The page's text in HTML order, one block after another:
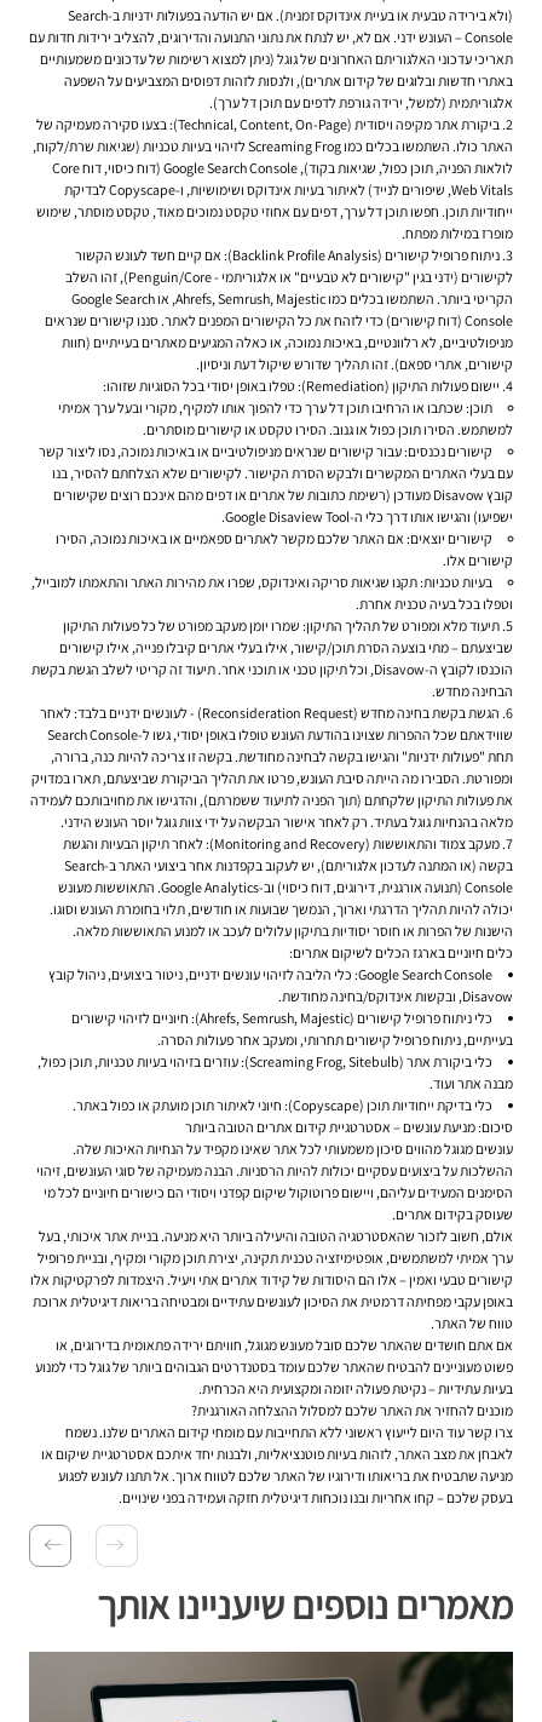
(ולא בירידה טבעית או בעיית אינדוקס זמנית). אם יש הודעה בפעולות ידניות ב-Search
Console – העונש ידני. אם לא, יש לנתח את נתוני התנועה והדירוגים, להצליב ירידות חדות עם
תאריכי עדכוני האלגוריתם האחרונים של גוגל (ניתן למצוא רשימות של עדכונים משמעותיים
באתרי חדשות ובלוגים של קידום אתרים), ולנסות לזהות דפוסים המצביעים על השפעה
אלגוריתמית (למשל, ירידה גורפת לדפים עם תוכן דל ערך).
ביקורת אתר מקיפה ויסודית (Technical, Content, On-Page):
בצעו סקירה מעמיקה של
האתר כולו. השתמשו בכלים כמו Screaming Frog לזיהוי בעיות טכניות (שגיאות שרת/לקוח,
לולאות הפניה, תוכן כפול, שגיאות בקוד), Google Search Console (דוח כיסוי, דוח Core
Web Vitals, שיפורים לנייד) לאיתור בעיות אינדוקס ושימושיות, ו-Copyscape לבדיקת
ייחודיות תוכן. חפשו תוכן דל ערך, דפים עם אחוזי טקסט נמוכים מאוד, טקסט מוסתר, שימוש
מופרז במילות מפתח.
ניתוח פרופיל קישורים (Backlink Profile Analysis):
אם קיים חשד לעונש הקשור
לקישורים (ידני בגין "קישורים לא טבעיים" או אלגוריתמי - Penguin/Core), זהו השלב
הקריטי ביותר. השתמשו בכלים כמו Ahrefs, Semrush, Majestic, או Google Search
Console (דוח קישורים) כדי לזהח את כל הקישורים המפנים לאתר. סננו קישורים שנראים
מניפולטיביים, לא רלוונטיים, באיכות נמוכה, או כאלה המגיעים מאתרים בעייתיים (חוות
קישורים, אתרי ספאם). זהו תהליך שדורש שיקול דעת וניסיון.
יישום פעולות התיקון (Remediation):
טפלו באופן יסודי בכל הסוגיות שזוהו:
תוכן: שכתבו או הרחיבו תוכן דל ערך כדי להפוך אותו למקיף, מקורי ובעל ערך אמיתי
למשתמש. הסירו תוכן כפול או גנוב. הסירו טקסט או קישורים מוסתרים.
קישורים נכנסים:עבור קישורים שנראים מניפולטיביים או באיכות נמוכה, נסו ליצור קשר
עם בעלי האתרים המקשרים ולבקש הסרת הקישור. לקישורים שלא הצלחתם להסיר, בנו
קובץ Disavow מעודכן (רשימת כתובות של אתרים או דפים מהם אינכם רוצים שקישורים
ישפיעו) והגישו אותו דרך כלי ה-Google Disaview Tool.
קישורים יוצאים: אם האתר שלכם מקשר לאתרים ספאמיים או באיכות נמוכה, הסירו
קישורים אלו.
בעיות טכניות:תקנו שגיאות סריקה ואינדוקס, שפרו את מהירות האתר והתאמתו למובייל,
וטפלו בכל בעיה טכנית אחרת.
תיעוד מלא ומפורט של תהליך התיקון: שמרו יומן מעקב מפורט של כל פעולות התיקון
שביצעתם – מתי בוצעה הסרת תוכן/קישור, אילו בעלי אתרים קיבלו פנייה, אילו קישורים
הוכנסו לקובץ ה-Disavow, וכל תיקון טכני או תוכני אחר. תיעוד זה קריטי לשלב הגשת בקשת
הבחינה מחדש.
הגשת בקשת בחינה מחדש (Reconsideration Request) - לעונשים ידניים בלבד:
לאחר
שווידאתם שכל ההפרות שצוינו בהודעת העונש טופלו באופן יסודי, גשו ל-Search Console
תחת "פעולות ידניות" והגישו בקשה לבחינה מחודשת. בקשה זו צריכה להיות כנה, ברורה,
ומפורטת. הסבירו מה הייתה סיבת העונש, פרטו את תהליך הביקורת שביצעתם, תארו במדויק
את פעולות התיקון שלקחתם (תוך הפניה לתיעוד ששמרתם), והדגישו את מחויבותכם לעמידה
מלאה בהנחיות גוגל בעתיד. רק לאחר אישור הבקשה על ידי צוות גוגל יוסר העונש הידני.
מעקב צמוד והתאוששות (Monitoring and Recovery):
לאחר תיקון הבעיות והגשת
בקשה (או המתנה לעדכון אלגוריתם), יש לעקוב בקפדנות אחר ביצועי האתר ב-Search
Console (תנועה אורגנית, דירוגים, דוח כיסוי) וב-Google Analytics. התאוששות מעונש
יכולה להיות תהליך הדרגתי וארוך, הנמשך שבועות או חודשים, תלוי בחומרת העונש וסוגו.
הישנות של הפרות או חוסר יסודיות בתיקון עלולים לעכב או למנוע התאוששות מלאה.
כלים חיוניים בארגז הכלים לשיקום אתרים:
Google Search Console: כלי הליבה לזיהוי עונשים ידניים, ניטור ביצועים, ניהול קובץ
Disavow, ובקשות אינדוקס/בחינה מחודשת.
כלי ניתוח פרופיל קישורים (Ahrefs, Semrush, Majestic):
חיוניים לזיהוי קישורים
בעייתיים, ניתוח פרופיל קישורים תחרותי, ומעקב אחר פעולות הסרה.
כלי ביקורת אתר (Screaming Frog, Sitebulb):
עוזרים בזיהוי בעיות טכניות, תוכן כפול,
מבנה אתר ועוד.
כלי בדיקת ייחודיות תוכן (Copyscape):
חיוני לאיתור תוכן מועתק או כפול באתר.
סיכום: מניעת עונשים – אסטרטגיית קידום אתרים הטובה ביותר
עונשים מגוגל מהווים סיכון משמעותי לכל אתר שאינו מקפיד על הנחיות האיכות שלה.
ההשלכות על ביצועים עסקיים יכולות להיות הרסניות. הבנה מעמיקה של סוגי העונשים, זיהוי
הסימנים המעידים עליהם, ויישום פרוטוקול שיקום קפדני ויסודי הם כישורים חיוניים לכל מי
שעוסק בקידום אתרים.
אולם, חשוב לזכור שהאסטרטגיה הטובה והיעילה ביותר היא מניעה. בניית אתר איכותי, בעל
ערך אמיתי למשתמשים, אופטימיזציה טכנית תקינה, יצירת תוכן מקורי ומקיף, ובניית פרופיל
קישורים טבעי ואמין – אלו הם היסודות של קידוד אתרים אתי ויעיל. היצמדות לפרקטיקות אלו
באופן עקבי מפחיתה דרמטית את הסיכון לעונשים עתידיים ומבטיחה בריאות דיגיטלית ארוכת
טווח של האתר.
אם אתם חושדים שהאתר שלכם סובל מעונש מגוגל, חוויתם ירידה פתאומית בדירוגים, או
פשוט מעוניינים להבטיח שהאתר שלכם עומד בסטנדרטים הגבוהים ביותר של גוגל כדי למנוע
בעיות עתידיות – נקיטת פעולה יזומה ומקצועית היא הכרחית.
מוכנים להחזיר את האתר שלכם למסלול ההצלחה האורגנית?
צרו קשר עוד היום לייעוץ ראשוני ללא התחייבות עם מומחי קידום האתרים שלנו. נשמח
לאבחן את מצב האתר, לזהות בעיות פוטנציאליות, ולבנות יחד איתכם אסטרטגיית שיקום או
מניעה שתבטיח את בריאותו ודירוגיו של האתר שלכם לטווח ארוך. אל תתנו לעונש לפגוע
בעסק שלכם – קחו אחריות ובנו נוכחות דיגיטלית חזקה ועמידה בפני שינויים.
מאמרים נוספים שיעניינו אותך